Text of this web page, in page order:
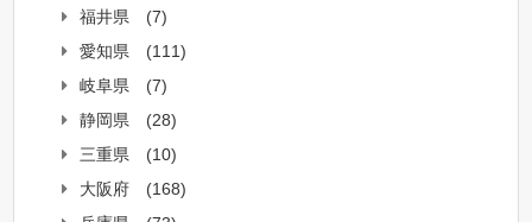
福井県
(7)
愛知県
(111)
岐阜県
(7)
静岡県
(28)
三重県
(10)
大阪府
(168)